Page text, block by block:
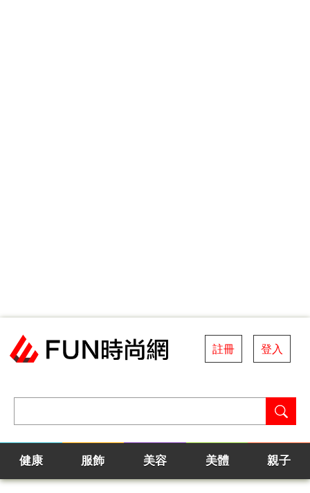
註冊 登入
健康 服飾 美容 美體 親子